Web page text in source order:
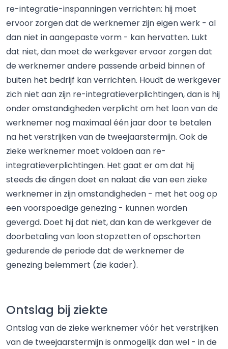
re-integratie-inspanningen verrichten: hij moet
ervoor zorgen dat de werknemer zijn eigen werk - al
dan niet in aangepaste vorm - kan hervatten. Lukt
dat niet, dan moet de werkgever ervoor zorgen dat
de werknemer andere passende arbeid binnen of
buiten het bedrijf kan verrichten. Houdt de werkgever
zich niet aan zijn re-integratieverplichtingen, dan is hij
onder omstandigheden verplicht om het loon van de
werknemer nog maximaal één jaar door te betalen
na het verstrijken van de tweejaarstermijn. Ook de
zieke werknemer moet voldoen aan re-
integratieverplichtingen. Het gaat er om dat hij
steeds die dingen doet en nalaat die van een zieke
werknemer in zijn omstandigheden - met het oog op
een voorspoedige genezing - kunnen worden
gevergd. Doet hij dat niet, dan kan de werkgever de
doorbetaling van loon stopzetten of opschorten
gedurende de periode dat de werknemer de
genezing belemmert (zie kader).
Ontslag bij ziekte
Ontslag van de zieke werknemer vóór het verstrijken
van de tweejaarstermijn is onmogelijk dan wel - in de